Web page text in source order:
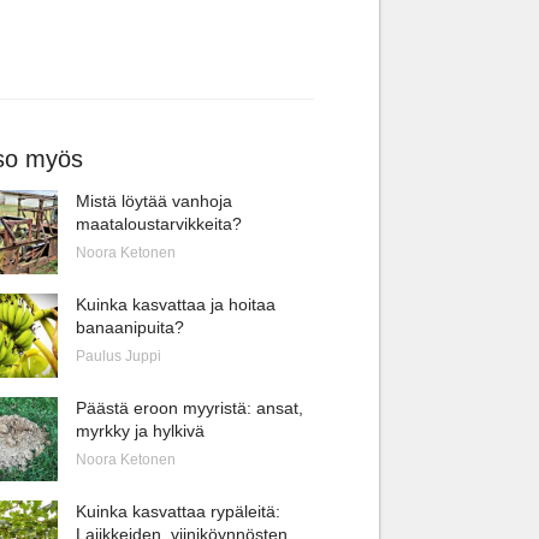
myös
Mistä löytää vanhoja
maataloustarvikkeita?
Noora Ketonen
Kuinka kasvattaa ja hoitaa
banaanipuita?
Paulus Juppi
Päästä eroon myyristä: ansat,
myrkky ja hylkivä
Noora Ketonen
Kuinka kasvattaa rypäleitä:
Lajikkeiden, viiniköynnösten,